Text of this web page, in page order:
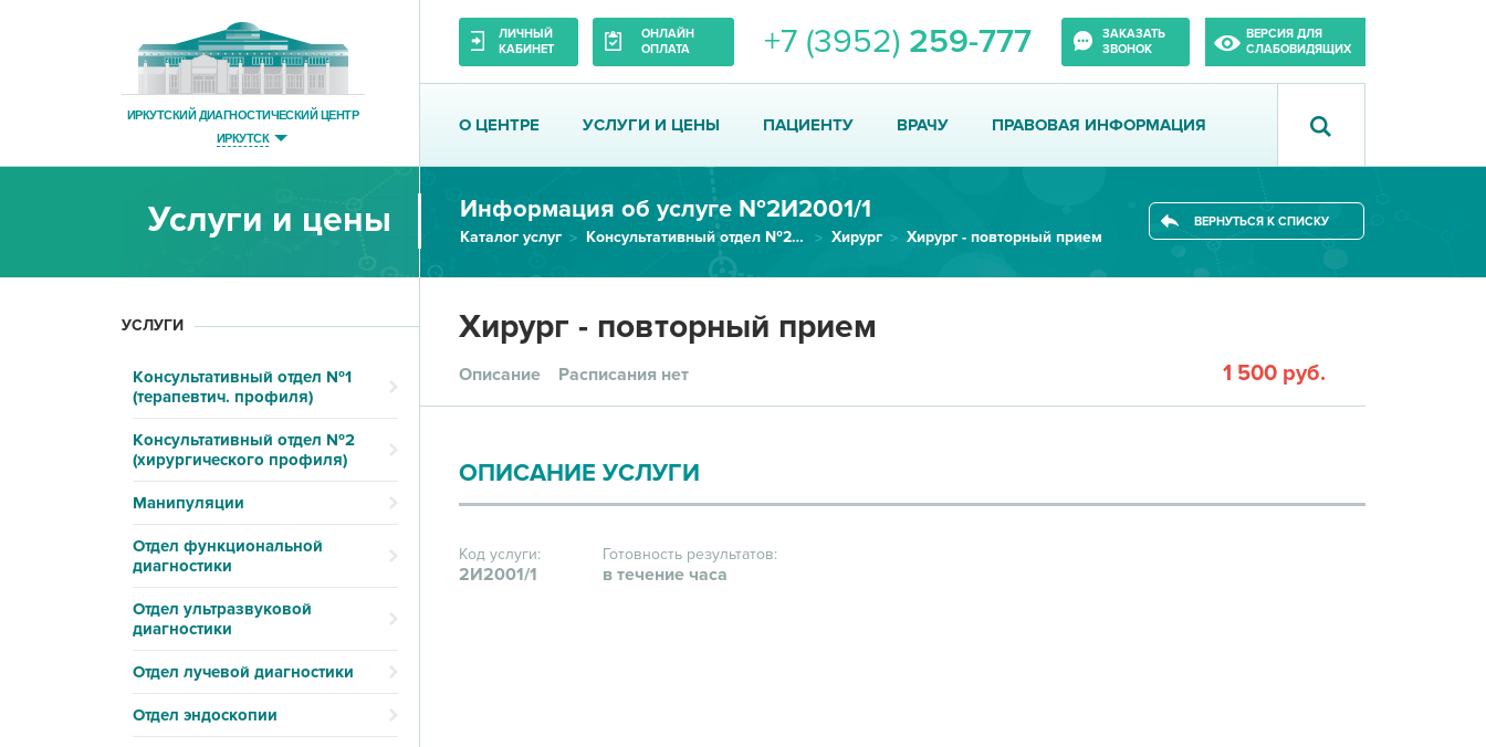
ИРКУТСКИЙ ДИАГНОСТИЧЕСКИЙ ЦЕНТР
ИРКУТСК
ЛИЧНЫЙ
КАБИНЕТ
ОНЛАЙН
ОПЛАТА
+7 (3952) 259-777
ЗАКАЗАТЬ
ЗВОНОК
ВЕРСИЯ ДЛЯ
СЛАБОВИДЯЩИХ
О ЦЕНТРЕ УСЛУГИ И ЦЕНЫ ПАЦИЕНТУ ВРАЧУ ПРАВОВАЯ ИНФОРМАЦИЯ
Услуги и цены Информация об услуге №2И2001/1
Каталог услуг Консультативный отдел №2 (хирургического профиля) Хирург Хирург - повторный прием
ВЕРНУТЬСЯ К СПИСКУ
УСЛУГИ
Консультативный отдел №1
(терапевтич. профиля)
Консультативный отдел №2
(хирургического профиля)
Манипуляции
Отдел функциональной
диагностики
Отдел ультразвуковой
диагностики
Отдел лучевой диагностики
Отдел эндоскопии
Хирург - повторный прием
Описание Расписания нет 1 500 руб.
ОПИСАНИЕ УСЛУГИ
Код услуги:
2И2001/1
Готовность результатов:
в течение часа